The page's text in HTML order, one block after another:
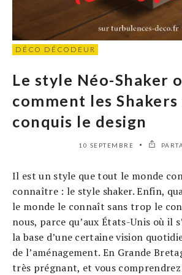
DÉCO DÉCODEUR
Le style Néo-Shaker
comment les
conquis le design
10 SEPTEMBRE
Il est un style que tout le monde
connaître : le style shaker. Enfin,
le monde le connaît sans trop le
nous, parce qu’aux États-Unis où il
la base d’une certaine vision
de l’aménagement. En Grande
très prégnant, et vous